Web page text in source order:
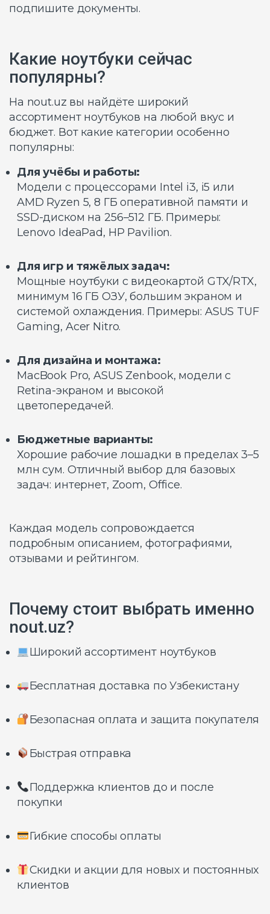
подпишите документы.
Какие ноутбуки сейчас
популярны?
На nout.uz вы найдёте широкий
ассортимент ноутбуков на любой вкус и
бюджет. Вот какие категории особенно
популярны:
Для учёбы и работы:
Модели с процессорами Intel i3, i5 или
AMD Ryzen 5, 8 ГБ оперативной памяти и
SSD-диском на 256–512 ГБ. Примеры:
Lenovo IdeaPad, HP Pavilion.
Для игр и тяжёлых задач:
Мощные ноутбуки с видеокартой GTX/RTX,
минимум 16 ГБ ОЗУ, большим экраном и
системой охлаждения. Примеры: ASUS TUF
Gaming, Acer Nitro.
Для дизайна и монтажа:
MacBook Pro, ASUS Zenbook, модели с
Retina-экраном и высокой
цветопередачей.
Бюджетные варианты:
Хорошие рабочие лошадки в пределах 3–5
млн сум. Отличный выбор для базовых
задач: интернет, Zoom, Office.
Каждая модель сопровождается
подробным описанием, фотографиями,
отзывами и рейтингом.
Почему стоит выбрать именно
nout.uz?
Широкий ассортимент ноутбуков
Бесплатная доставка по Узбекистану
Безопасная оплата и защита покупателя
Быстрая отправка
Поддержка клиентов до и после
покупки
Гибкие способы оплаты
Скидки и акции для новых и постоянных
клиентов